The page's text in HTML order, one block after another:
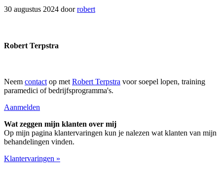
30 augustus 2024 doorrobert
Robert Terpstra
Neem contact op met Robert Terpstra voor soepel lopen, training
paramedici of bedrijfsprogramma's.
Aanmelden
Wat zeggen mijn klanten over mij
Op mijn pagina klantervaringen kun je nalezen wat klanten van mijn
behandelingen vinden.
Klantervaringen »